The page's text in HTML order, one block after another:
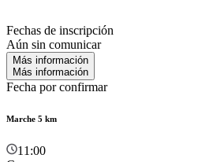
Fechas de inscripción
Aún sin comunicar
Más información
Más información
Fecha por confirmar
Marche 5 km
11:00